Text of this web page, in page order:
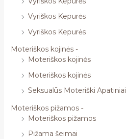
Vyriškos Kepurės
Vyriškos Kepurės
Moteriškos kojinės -
Moteriškos kojinės
Moteriškos kojinės
Seksualūs Moteriški Apatiniai
Moteriškos pižamos -
Moteriškos pižamos
Pižama šeimai